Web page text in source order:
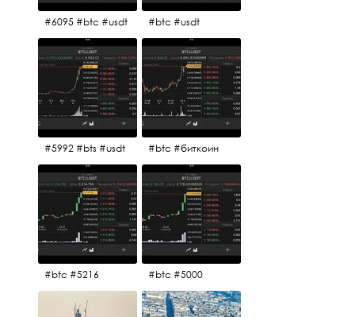
#6095 #btc #usdt #btc #usdt
#5992 #bts #usdt #btc #биткоин
#btc #5216 #btc #5000